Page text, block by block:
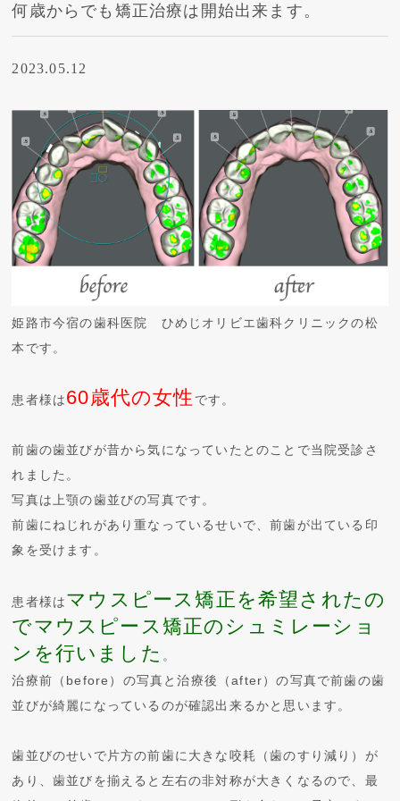
何歳からでも矯正治療は開始出来ます。
2023.05.12
姫路市今宿の歯科医院 ひめじオリビエ歯科クリニックの松
本です。
患者様は60歳代の女性 です。
前歯の歯並びが昔から気になっていたとのことで当院受診さ
れました。
写真は上顎の歯並びの写真です。
前歯にねじれがあり重なっているせいで、前歯が出ている印
象を受けます。
患者様はマウスピース矯正を希望されたの
でマウスピース矯正のシュミレーショ
ンを行いました 。
治療前（before）の写真と治療後（after）の写真で前歯の歯
並びが綺麗になっているのが確認出来るかと思います。
歯並びのせいで片方の前歯に大きな咬耗（歯のすり減り）が
あり、歯並びを揃えると左右の非対称が大きくなるので、最